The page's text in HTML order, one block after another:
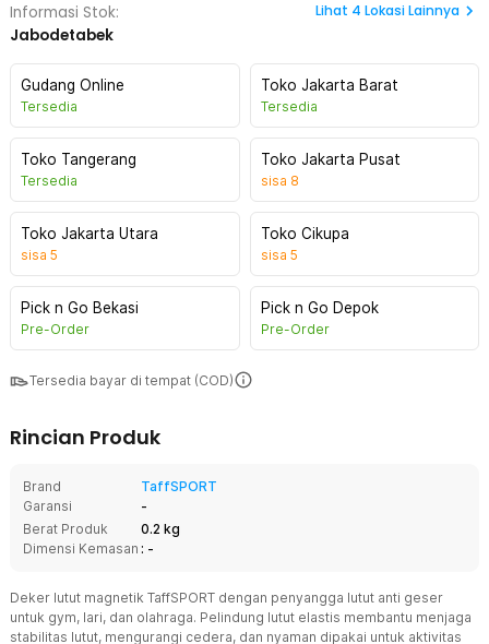
Informasi Stok:
Jabodetabek
Lihat 4 Lokasi Lainnya
Gudang Online
Tersedia
Toko Jakarta Barat
Tersedia
Toko Tangerang
Tersedia
Toko Jakarta Pusat
sisa 8
Toko Jakarta Utara
sisa 5
Toko Cikupa
sisa 5
Pick n Go Bekasi
Pre-Order
Pick n Go Depok
Pre-Order
Tersedia bayar di tempat (COD)
Rincian Produk
Brand
TaffSPORT
Garansi
-
Berat Produk
0.2 kg
Dimensi Kemasan : -
Deker lutut magnetik TaffSPORT dengan penyangga lutut anti geser
untuk gym, lari, dan olahraga. Pelindung lutut elastis membantu menjaga
stabilitas lutut, mengurangi cedera, dan nyaman dipakai untuk aktivitas